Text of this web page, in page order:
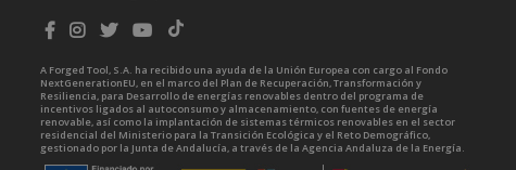
A Forged Tool, S.A. ha recibido una ayuda de la Unión Europea con cargo al Fondo
NextGenerationEU, en el marco del Plan de Recuperación, Transformación y
Resiliencia, para Desarrollo de energías renovables dentro del programa de
incentivos ligados al autoconsumo y almacenamiento, con fuentes de energía
renovable, así como la implantación de sistemas térmicos renovables en el sector
residencial del Ministerio para la Transición Ecológica y el Reto Demográfico,
gestionado por la Junta de Andalucía, a través de la Agencia Andaluza de la Energía.